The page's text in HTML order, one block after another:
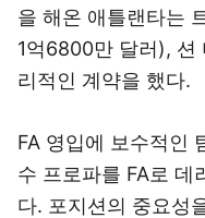
을 해온 애틀랜타는
1억6800만 달러),
리적인 계약을 했다.
FA 영입에 보수적인
수 프로파를 FA로
다. 포지션의 중요성